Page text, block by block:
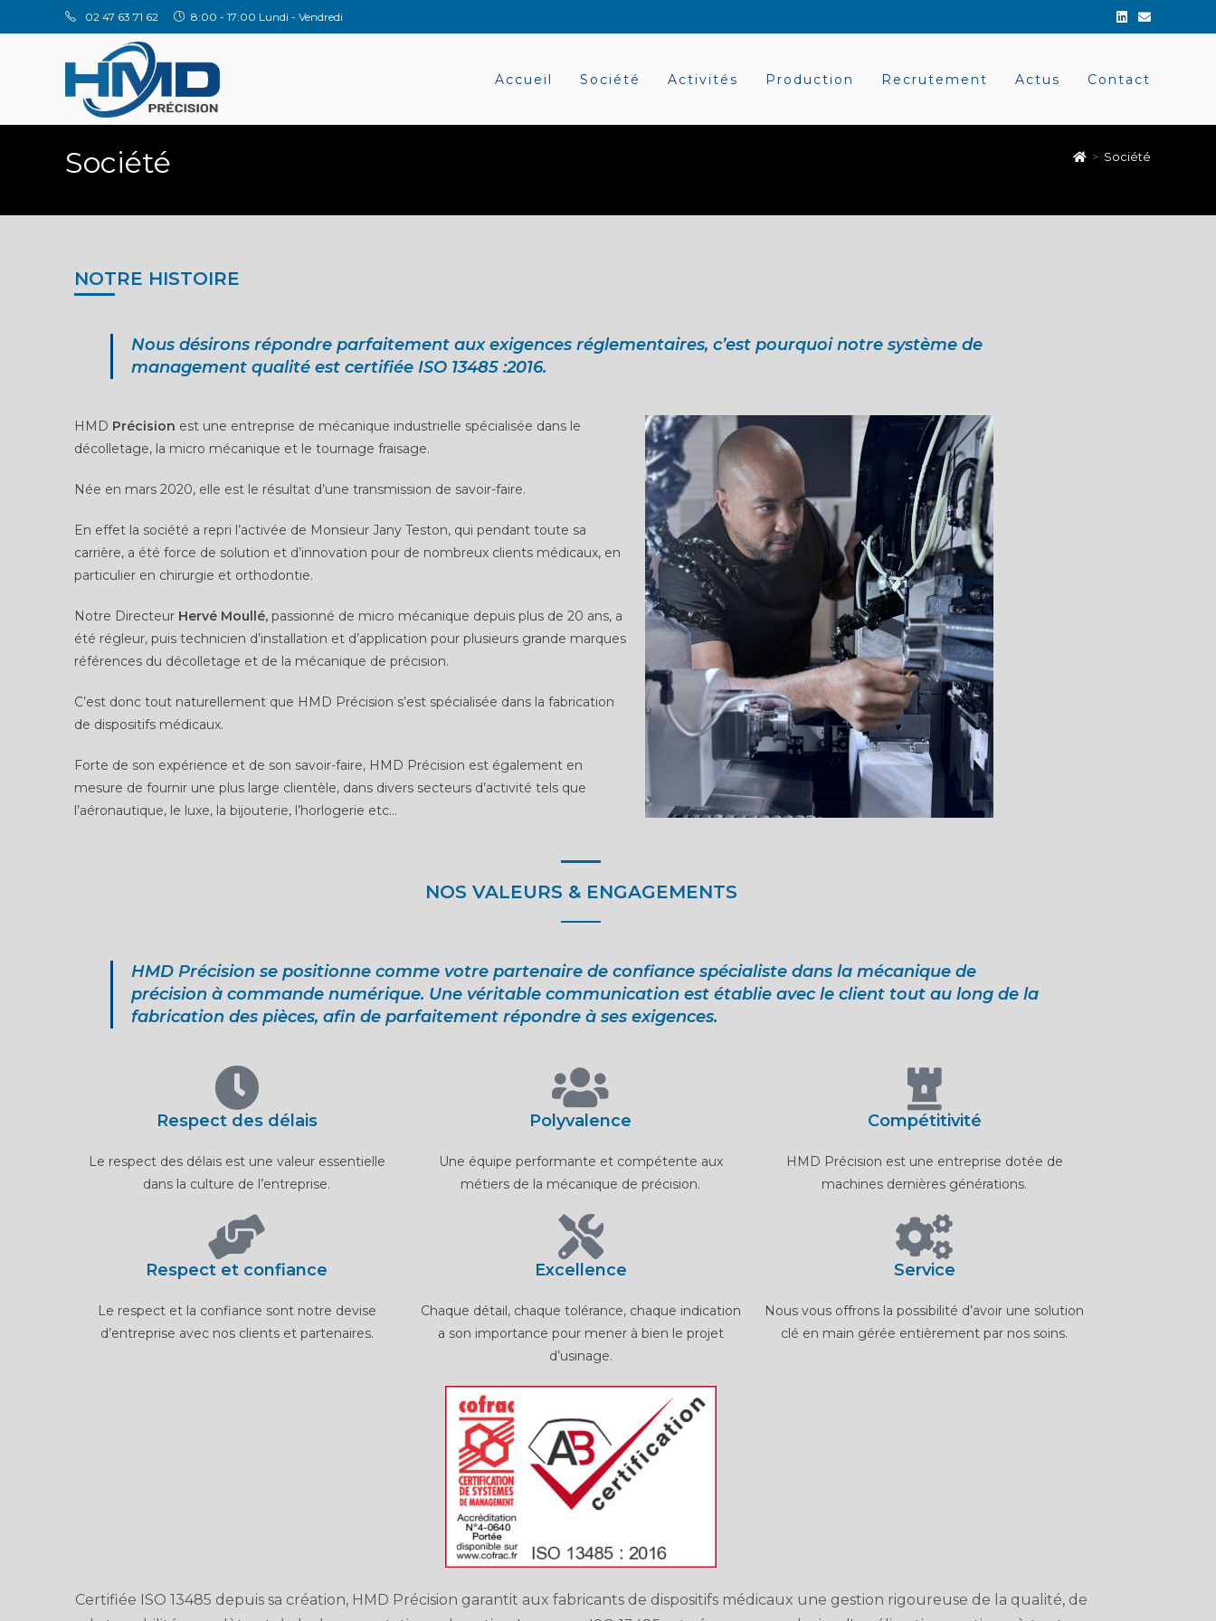
02 47 63 71 62 8:00 - 17:00 Lundi - Vendredi
Accueil Société Activités Production Recrutement Actus Contact
Société > Société
NOTRE HISTOIRE
Nous désirons répondre parfaitement aux exigences réglementaires, c’est pourquoi notre système de
management qualité est certifiée ISO 13485 :2016.
HMD Précision est une entreprise de mécanique industrielle spécialisée dans le
décolletage, la micro mécanique et le tournage fraisage.
Née en mars 2020, elle est le résultat d’une transmission de savoir-faire.
En effet la société a repri l’activée de Monsieur Jany Teston, qui pendant toute sa
carrière, a été force de solution et d’innovation pour de nombreux clients médicaux, en
particulier en chirurgie et orthodontie.
Notre Directeur Hervé Moullé, passionné de micro mécanique depuis plus de 20 ans, a
été régleur, puis technicien d’installation et d’application pour plusieurs grande marques
références du décolletage et de la mécanique de précision.
C’est donc tout naturellement que HMD Précision s’est spécialisée dans la fabrication
de dispositifs médicaux.
Forte de son expérience et de son savoir-faire, HMD Précision est également en
mesure de fournir une plus large clientèle, dans divers secteurs d’activité tels que
l’aéronautique, le luxe, la bijouterie, l’horlogerie etc…
NOS VALEURS & ENGAGEMENTS
HMD Précision se positionne comme votre partenaire de confiance spécialiste dans la mécanique de
précision à commande numérique. Une véritable communication est établie avec le client tout au long de la
fabrication des pièces, afin de parfaitement répondre à ses exigences.
Respect des délais
Le respect des délais est une valeur essentielle
dans la culture de l’entreprise.
Respect et confiance
Le respect et la confiance sont notre devise
d’entreprise avec nos clients et partenaires.
Polyvalence
Une équipe performante et compétente aux
métiers de la mécanique de précision.
Excellence
Chaque détail, chaque tolérance, chaque indication
a son importance pour mener à bien le projet
d’usinage.
Compétitivité
HMD Précision est une entreprise dotée de
machines dernières générations.
Service
Nous vous offrons la possibilité d’avoir une solution
clé en main gérée entièrement par nos soins.
Certifiée ISO 13485 depuis sa création, HMD Précision garantit aux fabricants de dispositifs médicaux une gestion rigoureuse de la qualité, de